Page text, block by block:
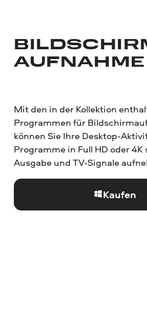
AUFNAHME
Mit den in der Kollektion
Programmen für
können Sie Ihre Desktop-
Programme in Full HD oder 4K
Ausgabe und TV-Signale
Kaufen